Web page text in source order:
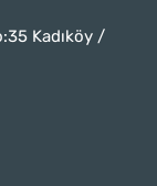
Kadıköy /